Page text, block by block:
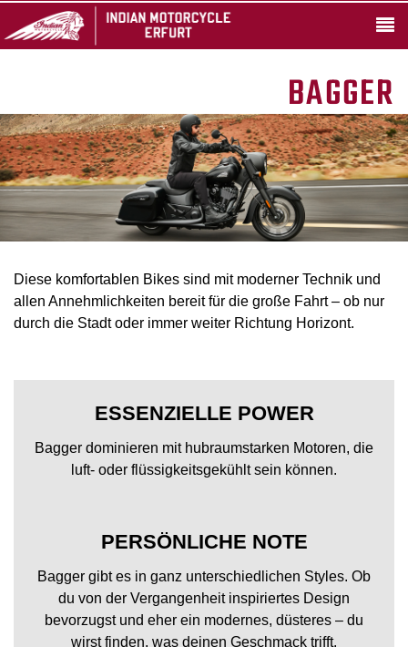
BAGGER
Diese komfortablen Bikes sind mit moderner Technik und
allen Annehmlichkeiten bereit für die große Fahrt – ob nur
durch die Stadt oder immer weiter Richtung Horizont.
ESSENZIELLE POWER
Bagger dominieren mit hubraumstarken Motoren, die
luft- oder flüssigkeitsgekühlt sein können.
PERSÖNLICHE NOTE
Bagger gibt es in ganz unterschiedlichen Styles. Ob
du von der Vergangenheit inspiriertes Design
bevorzugst und eher ein modernes, düsteres – du
wirst finden, was deinen Geschmack trifft.